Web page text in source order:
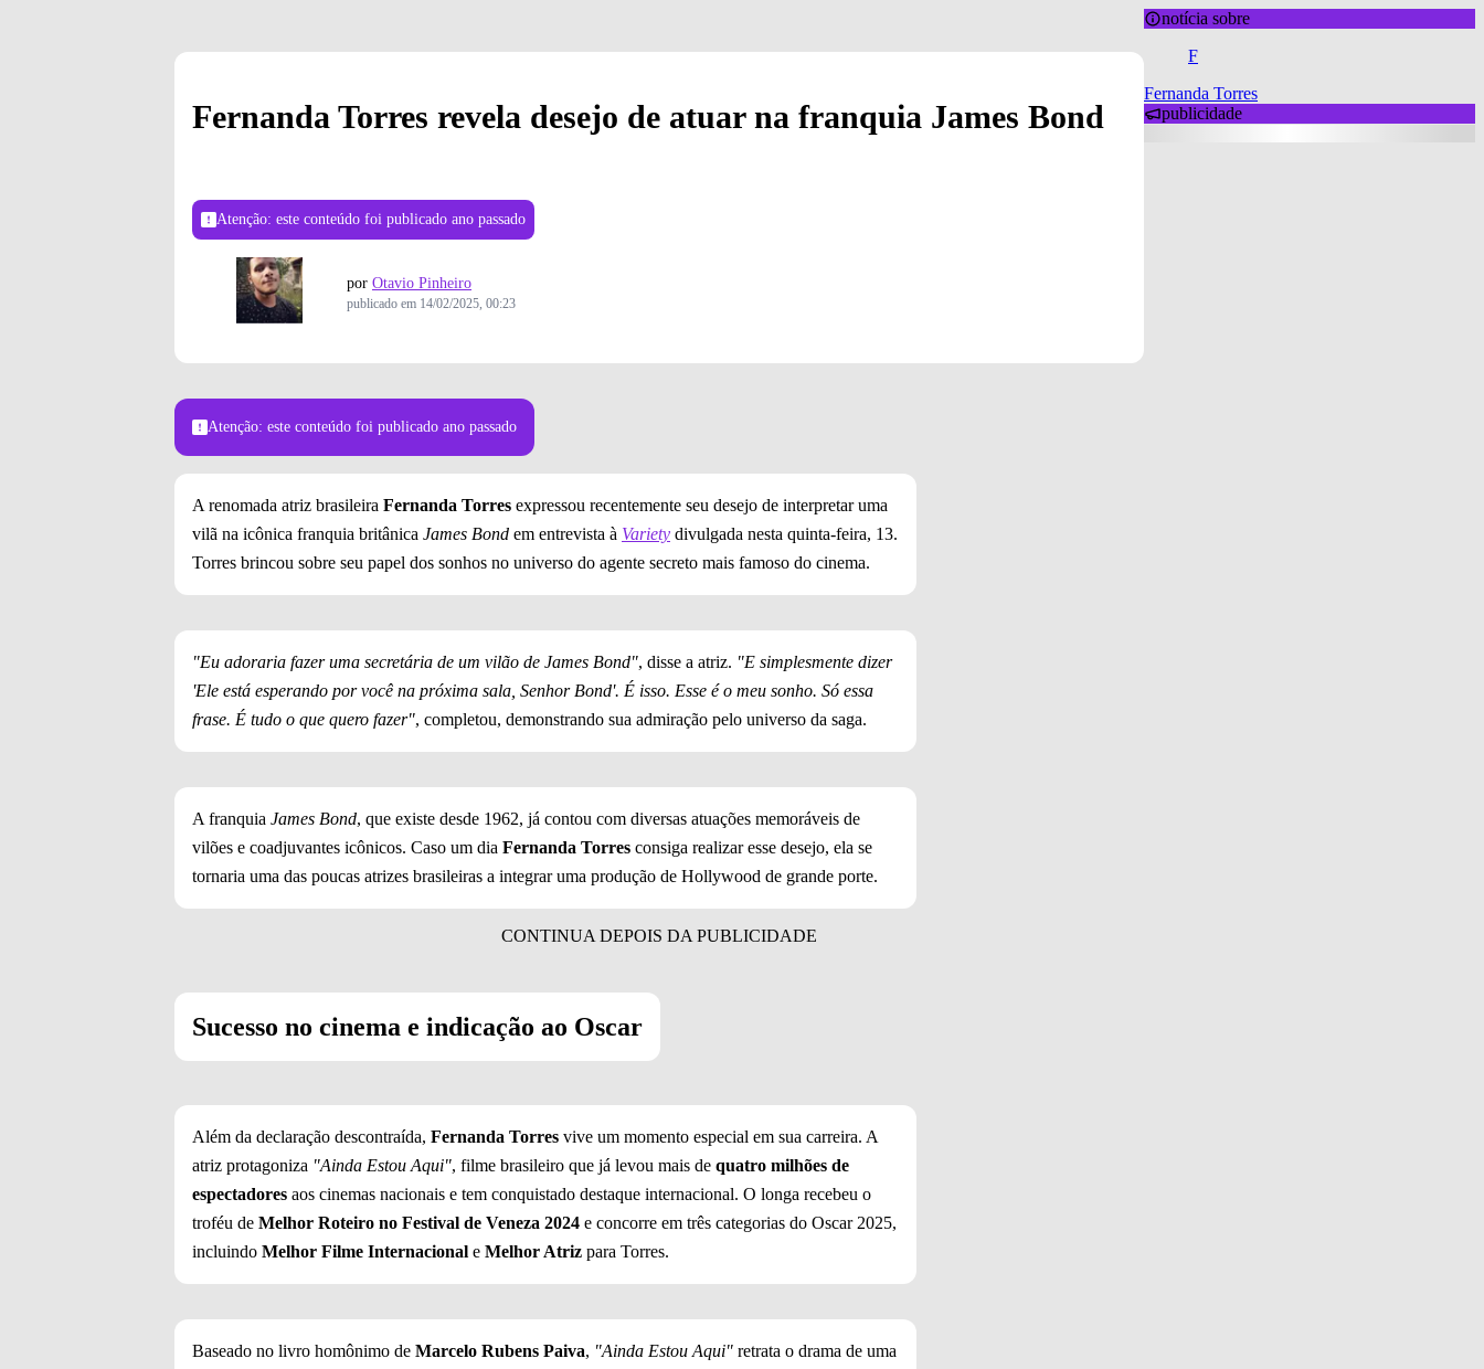
Fernanda Torres revela desejo de atuar na franquia James Bond
Atenção: este conteúdo foi publicado ano passado
por Otavio Pinheiro
publicado em 14/02/2025, 00:23
Atenção: este conteúdo foi publicado ano passado
A renomada atriz brasileira Fernanda Torres expressou recentemente seu desejo de interpretar uma
vilã na icônica franquia britânica James Bond em entrevista à Variety divulgada nesta quinta-feira, 13.
Torres brincou sobre seu papel dos sonhos no universo do agente secreto mais famoso do cinema.
"Eu adoraria fazer uma secretária de um vilão de James Bond", disse a atriz. "E simplesmente dizer
'Ele está esperando por você na próxima sala, Senhor Bond'. É isso. Esse é o meu sonho. Só essa
frase. É tudo o que quero fazer", completou, demonstrando sua admiração pelo universo da saga.
A franquia James Bond, que existe desde 1962, já contou com diversas atuações memoráveis de
vilões e coadjuvantes icônicos. Caso um dia Fernanda Torres consiga realizar esse desejo, ela se
tornaria uma das poucas atrizes brasileiras a integrar uma produção de Hollywood de grande porte.
Sucesso no cinema e indicação ao Oscar
Além da declaração descontraída, Fernanda Torres vive um momento especial em sua carreira. A
atriz protagoniza "Ainda Estou Aqui", filme brasileiro que já levou mais de quatro milhões de
espectadores aos cinemas nacionais e tem conquistado destaque internacional. O longa recebeu o
troféu de Melhor Roteiro no Festival de Veneza 2024 e concorre em três categorias do Oscar 2025,
incluindo Melhor Filme Internacional e Melhor Atriz para Torres.
Baseado no livro homônimo de Marcelo Rubens Paiva, "Ainda Estou Aqui" retrata o drama de uma
notícia sobre
F
Fernanda Torres
publicidade